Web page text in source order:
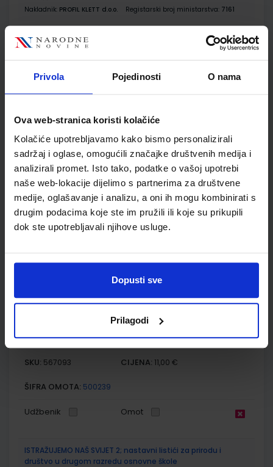
Privola Pojedinosti O nama
Ova web-stranica koristi kolačiće
Kolačiće upotrebljavamo kako bismo personalizirali
sadržaj i oglase, omogućili značajke društvenih medija i
analizirali promet. Isto tako, podatke o vašoj upotrebi
naše web-lokacije dijelimo s partnerima za društvene
medije, oglašavanje i analizu, a oni ih mogu kombinirati s
drugim podacima koje ste im pružili ili koje su prikupili
dok ste upotrebljavali njihove usluge.
Dopusti sve
Prilagodi
Nakladnik: PROFIL KLETT d.o.o. Registarski broj ministarstva: 7161
ŠIFRA OMOTA:
Udžbenik Omot
ISTRAŽUJEMO NAŠ SVIJET 2; udžbenik prirode i društva s
osnovne škole
Nakladnik:
Registarski broj ministarstva:
SKU:567092 CIJENA:10,80 €
ŠIFRA OMOTA: 500239
ISTRAŽUJEMO NAŠ SVIJET 2; radna bilježnica za prirodu i
društvo u drugom razredu osnovne škole
Tamara Kisovar Ivanda Alena Letina
7034-DOM
SKU: 567093 CIJENA: 11,00 €
ŠIFRA OMOTA: 500239
Udžbenik Omot
ISTRAŽUJEMO NAŠ SVIJET 2; nastavni listići za prirodu i
društvo u drugom razredu osnovne škole